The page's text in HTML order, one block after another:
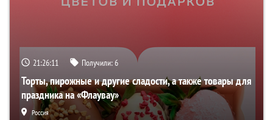
21:26:09 Получили:6
Торты, пирожные и другие сладости, а также товары для
праздника на «Флаувау»
Россия